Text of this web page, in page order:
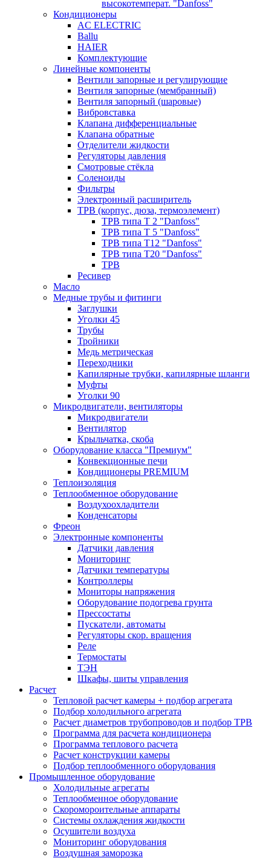
высокотемперат. "Danfoss"
Кондиционеры
AC ELECTRIC
Ballu
HAIER
Комплектующие
Линейные компоненты
Вентили запорные и регулирующие
Вентиля запорные (мембранный)
Вентиля запорный (шаровые)
Вибровставка
Клапана дифференциальные
Клапана обратные
Отделители жидкости
Регуляторы давления
Смотровые стёкла
Соленоиды
Фильтры
Электронный расширитель
ТРВ (корпус, дюза, термоэлемент)
ТРВ типа Т 2 "Danfoss"
ТРВ типа Т 5 "Danfoss"
ТРВ типа Т12 "Danfoss"
ТРВ типа Т20 "Danfoss"
ТРВ
Ресивер
Масло
Медные трубы и фитинги
Заглушки
Уголки 45
Трубы
Тройники
Медь метрическая
Переходники
Капилярные трубки, капилярные шланги
Муфты
Уголки 90
Микродвигатели, вентиляторы
Микродвигатели
Вентилятор
Крыльчатка, скоба
Оборудование класса "Премиум"
Конвекционные печи
Кондиционеры PREMIUM
Теплоизоляция
Теплообменное оборудование
Воздухоохладители
Конденсаторы
Фреон
Электронные компоненты
Датчики давления
Мониторинг
Датчики температуры
Контроллеры
Мониторы напряжения
Оборудование подогрева грунта
Прессостаты
Пускатели, автоматы
Регуляторы скор. вращения
Реле
Термостаты
ТЭН
Шкафы, шиты управления
Расчет
Тепловой расчет камеры + подбор агрегата
Подбор холодильного агрегата
Расчет диаметров трубопроводов и подбор ТРВ
Программа для расчета кондиционера
Программа теплового расчета
Расчет конструкции камеры
Подбор теплообменного оборудования
Промышленное оборудование
Холодильные агрегаты
Теплообменное оборудование
Скоромороительные аппараты
Системы охлаждения жидкости
Осушители воздуха
Мониторинг оборудования
Воздушная заморозка